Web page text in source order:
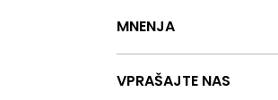
MNENJA
VPRAŠAJTE NAS